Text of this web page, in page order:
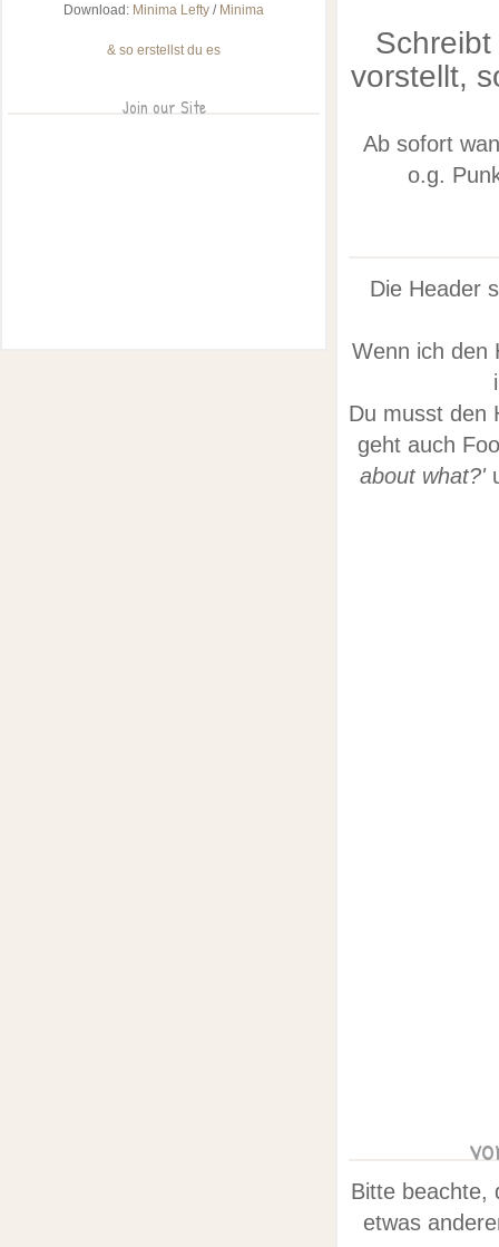
vorstellt,
Ab sofort
o.g.
Die Header
Wenn ich den
Du musst den
geht auch
about what?'
Bitte beachte,
etwas
Download: Minima Lefty / Minima
& so erstellst du es
Join our Site